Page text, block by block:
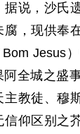
据说，沙氏
腐，现供奉
Jesus
全城之盛
教徒、穆
信仰区别之